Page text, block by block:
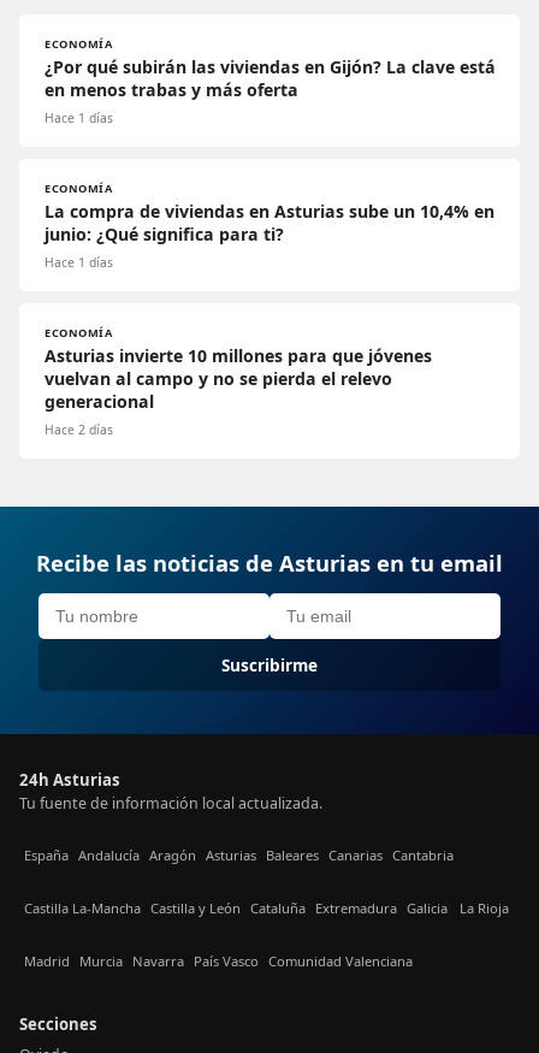
ECONOMÍA
¿Por qué subirán las viviendas en Gijón? La clave está
en menos trabas y más oferta
Hace 1 días
ECONOMÍA
La compra de viviendas en Asturias sube un 10,4% en
junio: ¿Qué significa para ti?
Hace 1 días
ECONOMÍA
Asturias invierte 10 millones para que jóvenes
vuelvan al campo y no se pierda el relevo
generacional
Hace 2 días
Recibe las noticias de Asturias en tu email
Suscribirme
24h Asturias
Tu fuente de información local actualizada.
España Andalucía Aragón Asturias Baleares Canarias Cantabria
Castilla La-Mancha Castilla y León Cataluña Extremadura Galicia La Rioja
Madrid Murcia Navarra País Vasco Comunidad Valenciana
Secciones